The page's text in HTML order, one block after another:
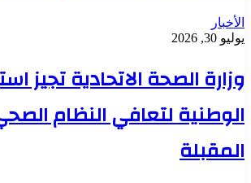
الأخبار
يوليو 30, 2026
وزارة الصحة الاتحادية تجيز
الوطنية لتعافي النظام
المقبلة